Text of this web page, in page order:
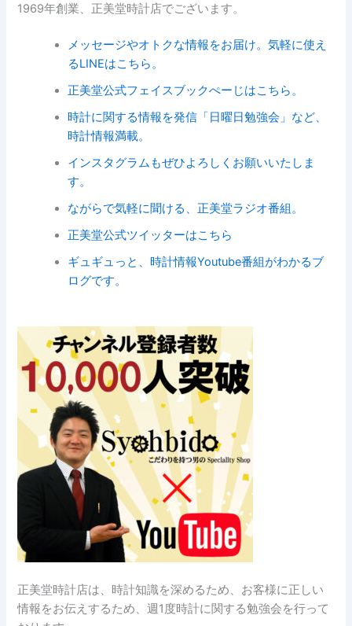
1969年創業、正美堂時計店でございます。
メッセージやオトクな情報をお届け。気軽に使え
るLINEはこちら。
正美堂公式フェイスブックぺーじはこちら。
時計に関する情報を発信「日曜日勉強会」など、
時計情報満載。
インスタグラムもぜひよろしくお願いいたしま
す。
ながらで気軽に聞ける、正美堂ラジオ番組。
正美堂公式ツイッターはこちら
ギュギュっと、時計情報Youtube番組がわかるブ
ログです。
正美堂時計店は、時計知識を深めるため、お客様に正しい
情報をお伝えするため、週1度時計に関する勉強会を行って